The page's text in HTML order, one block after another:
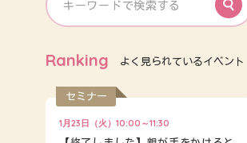
Ranking よく見られているイベント
セミナー
1月23日（火）10:00～11:30